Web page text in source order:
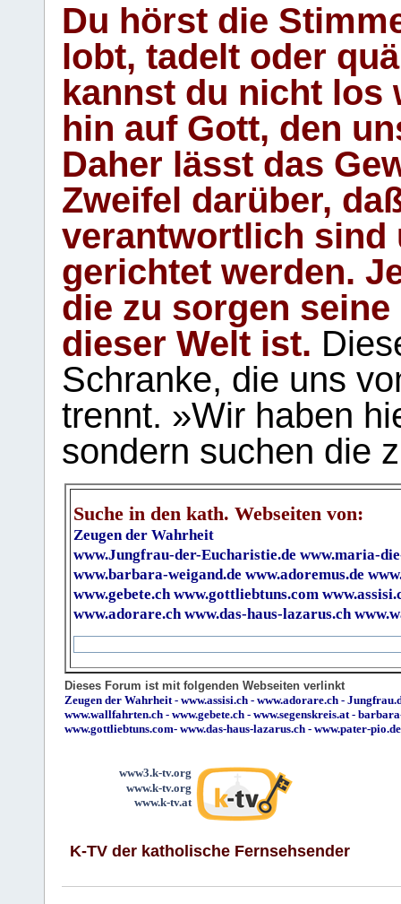
Du hörst die
lobt, tadelt oder
kannst du nicht los
hin auf Gott, den
Daher lässt das
Zweifel darüber,
verantwortlich sind
gerichtet werden.
die zu sorgen
dieser Welt ist.
Schranke, die uns
trennt. »Wir haben
sondern suchen die
Suche in den kath. Webseiten von:
Zeugen der Wahrheit
www.Jungfrau-der-Eucharistie.de www.maria-
www.barbara-weigand.de www.adoremus.de
www.gebete.ch www.gottliebtuns.com
www.adorare.ch www.das-haus-lazarus.ch
Dieses Forum ist mit folgenden Webseiten verlinkt
Zeugen der Wahrheit - www.assisi.ch - www.adorare.ch -
www.wallfahrten.ch - www.gebete.ch - www.segenskreis.at -
www.gottliebtuns.com- www.das-haus-lazarus.ch - www.pater-pio.de
www3.k-tv.org
www.k-tv.org
www.k-tv.at
K-TV der katholische Fernsehsender